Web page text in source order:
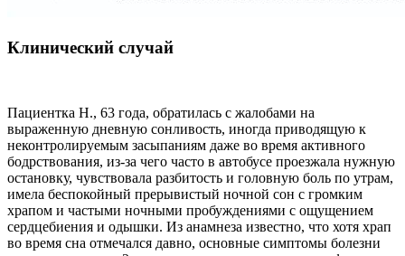
Клинический случай
Пациентка Н., 63 года, обратилась с жалобами на
выраженную дневную сонливость, иногда приводящую к
неконтролируемым засыпаниям даже во время активного
бодрствования, из-за чего часто в автобусе проезжала нужную
остановку, чувствовала разбитость и головную боль по утрам,
имела беспокойный прерывистый ночной сон с громким
храпом и частыми ночными пробуждениями с ощущением
сердцебиения и одышки. Из анамнеза известно, что хотя храп
во время сна отмечался давно, основные симптомы болезни